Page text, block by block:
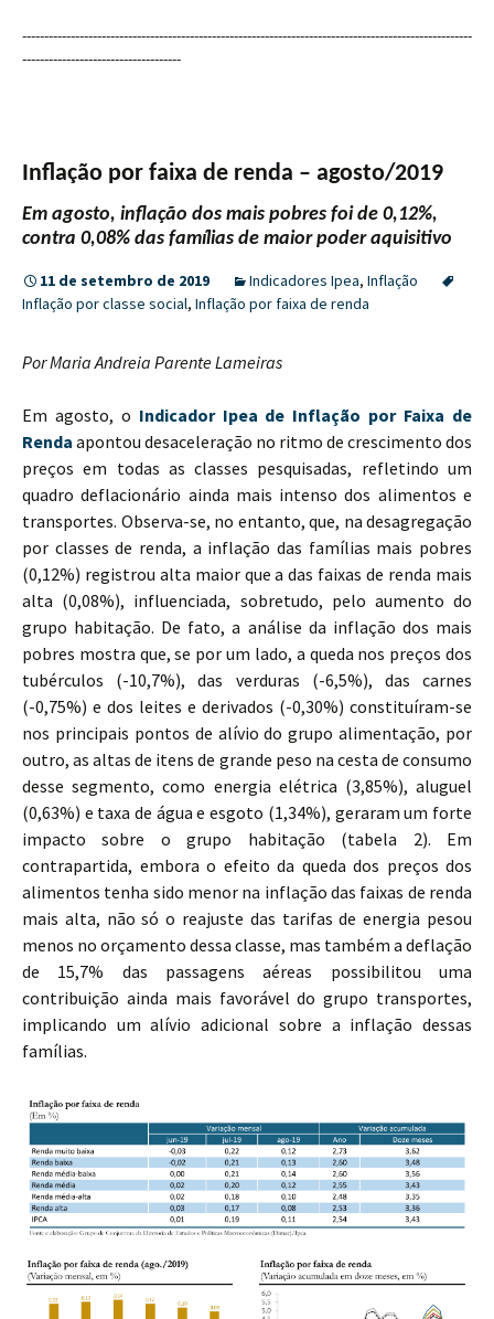
------------------------------------------------------------------------------------------------------
------------------------------------
Inflação por faixa de renda – agosto/2019
Em agosto, inflação dos mais pobres foi de 0,12%,
contra 0,08% das famílias de maior poder aquisitivo
11 de setembro de 2019 Indicadores Ipea, Inflação
Inflação por classe social, Inflação por faixa de renda
Por Maria Andreia Parente Lameiras
Em agosto, o Indicador Ipea de Inflação por Faixa de
Renda apontou desaceleração no ritmo de crescimento dos
preços em todas as classes pesquisadas, refletindo um
quadro deflacionário ainda mais intenso dos alimentos e
transportes. Observa-se, no entanto, que, na desagregação
por classes de renda, a inflação das famílias mais pobres
(0,12%) registrou alta maior que a das faixas de renda mais
alta (0,08%), influenciada, sobretudo, pelo aumento do
grupo habitação. De fato, a análise da inflação dos mais
pobres mostra que, se por um lado, a queda nos preços dos
tubérculos (-10,7%), das verduras (-6,5%), das carnes
(-0,75%) e dos leites e derivados (-0,30%) constituíram-se
nos principais pontos de alívio do grupo alimentação, por
outro, as altas de itens de grande peso na cesta de consumo
desse segmento, como energia elétrica (3,85%), aluguel
(0,63%) e taxa de água e esgoto (1,34%), geraram um forte
impacto sobre o grupo habitação (tabela 2). Em
contrapartida, embora o efeito da queda dos preços dos
alimentos tenha sido menor na inflação das faixas de renda
mais alta, não só o reajuste das tarifas de energia pesou
menos no orçamento dessa classe, mas também a deflação
de 15,7% das passagens aéreas possibilitou uma
contribuição ainda mais favorável do grupo transportes,
implicando um alívio adicional sobre a inflação dessas
famílias.